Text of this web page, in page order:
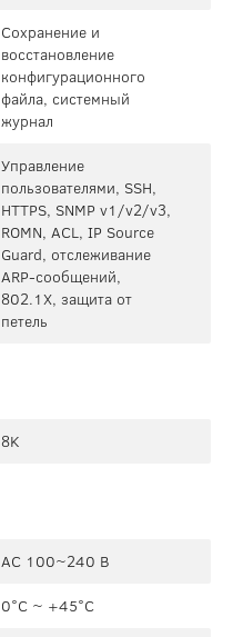
Сохранение и
восстановление
конфигурационного
файла, системный
журнал
Управление
пользователями, SSH,
HTTPS, SNMP v1/v2/v3,
ROMN, ACL, IP Source
Guard, отслеживание
ARP-сообщений,
802.1X, защита от
петель
8K
AC 100~240 В
0°C ~ +45°C